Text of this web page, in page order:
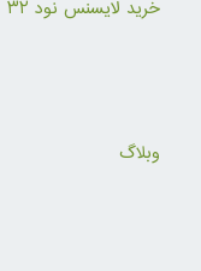
خرید لایسنس نود ۳۲
وبلاگ